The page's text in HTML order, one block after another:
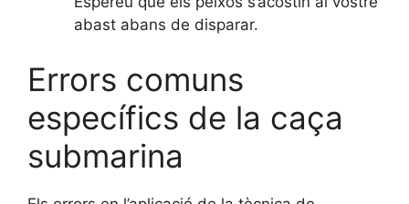
abast abans de disparar.
Errors comuns
específics de la caça
submarina